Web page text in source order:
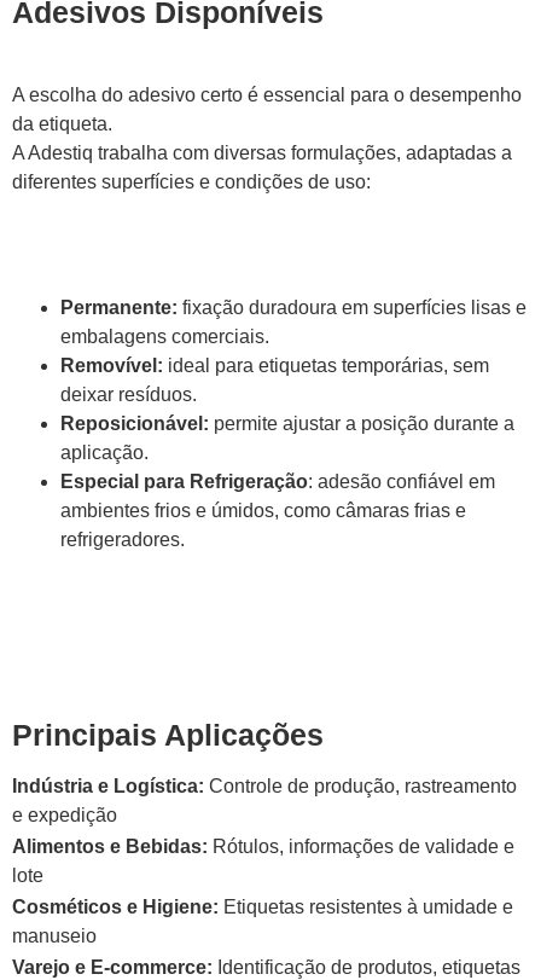
Adesivos Disponíveis
A escolha do adesivo certo é essencial para o desempenho
da etiqueta.
A Adestiq trabalha com diversas formulações, adaptadas a
diferentes superfícies e condições de uso:
Permanente: fixação duradoura em superfícies lisas e
embalagens comerciais.
Removível: ideal para etiquetas temporárias, sem
deixar resíduos.
Reposicionável: permite ajustar a posição durante a
aplicação.
Especial para Refrigeração: adesão confiável em
ambientes frios e úmidos, como câmaras frias e
refrigeradores.
Principais Aplicações
Indústria e Logística: Controle de produção, rastreamento
e expedição
Alimentos e Bebidas: Rótulos, informações de validade e
lote
Cosméticos e Higiene: Etiquetas resistentes à umidade e
manuseio
Varejo e E-commerce: Identificação de produtos, etiquetas